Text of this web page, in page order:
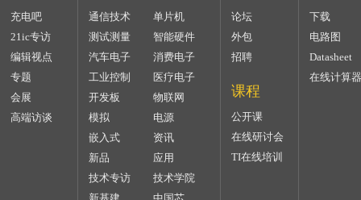
充电吧
21ic专访
编辑视点
专题
会展
高端访谈
通信技术
单片机
测试测量
智能硬件
汽车电子
消费电子
工业控制
医疗电子
开发板
物联网
模拟
电源
嵌入式
资讯
新品
应用
技术专访
技术学院
论坛
外包
招聘
课程
公开课
在线研讨会
TI在线培训
下载
电路图
Datasheet
在线计算器